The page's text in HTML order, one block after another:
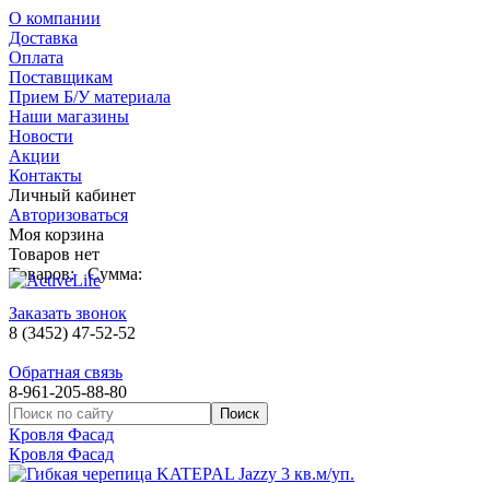
О компании
Доставка
Оплата
Поставщикам
Прием Б/У материала
Наши магазины
Новости
Акции
Контакты
Личный кабинет
Авторизоваться
Моя корзина
Товаров нет
Товаров: Сумма:
Заказать звонок
8 (3452) 47-52-52
Обратная связь
8-961-205-88-80
Кровля Фасад
Кровля Фасад